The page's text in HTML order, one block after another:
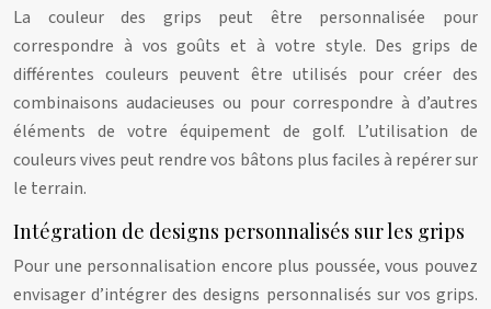
La couleur des grips peut être personnalisée pour
correspondre à vos goûts et à votre style. Des grips de
différentes couleurs peuvent être utilisés pour créer des
combinaisons audacieuses ou pour correspondre à d’autres
éléments de votre équipement de golf. L’utilisation de
couleurs vives peut rendre vos bâtons plus faciles à repérer sur
le terrain.
Intégration de designs personnalisés sur les grips
Pour une personnalisation encore plus poussée, vous pouvez
envisager d’intégrer des designs personnalisés sur vos grips.